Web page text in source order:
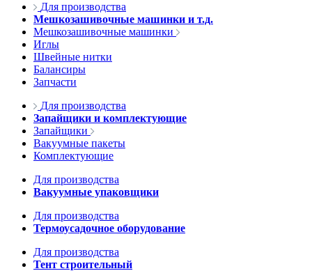
Для производства
Мешкозашивочные машинки и т.д.
Мешкозашивочные машинки
Иглы
Швейные нитки
Балансиры
Запчасти
Для производства
Запайщики и комплектующие
Запайщики
Вакуумные пакеты
Комплектующие
Для производства
Вакуумные упаковщики
Для производства
Термоусадочное оборудование
Для производства
Тент строительный